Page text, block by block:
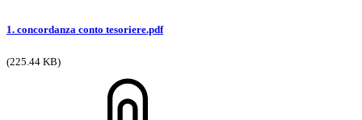
1. concordanza conto tesoriere.pdf
(225.44 KB)